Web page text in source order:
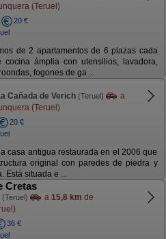
(Teruel)
20 €
de 2 apartamentos de 6 plazas cada
cocina ámplia con utensilios, lavadora,
fogones de ga ...
Cañada de Verich (Teruel)
a
(Teruel)
20 €
casa antigua restaurada en el 2006 que
original con paredes de piedra y
Está situada e ...
Cretas
(Teruel) a 15,8 km de
36 €